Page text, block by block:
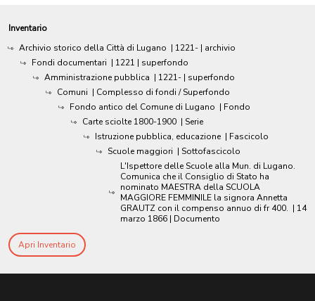
Inventario
Archivio storico della Città di Lugano | 1221- | archivio
Fondi documentari | 1221 | superfondo
Amministrazione pubblica | 1221- | superfondo
Comuni | Complesso di fondi / Superfondo
Fondo antico del Comune di Lugano | Fondo
Carte sciolte 1800-1900 | Serie
Istruzione pubblica, educazione | Fascicolo
Scuole maggiori | Sottofascicolo
L'Ispettore delle Scuole alla Mun. di Lugano.
Comunica che il Consiglio di Stato ha
nominato MAESTRA della SCUOLA
MAGGIORE FEMMINILE la signora Annetta
GRAUTZ con il compenso annuo di fr 400. | 14
marzo 1866 | Documento
Apri Inventario